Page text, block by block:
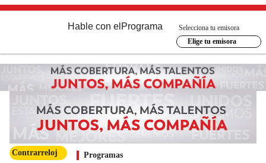
Hable con el Programa
Selecciona tu emisora
Elige tu emisora
Contrarreloj Programas